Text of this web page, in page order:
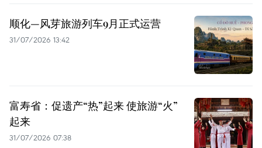
顺化—风芽旅游列车9月正式运营
31/07/2026 13:42
富寿省：促遗产“热”起来 使旅游“火”
起来
31/07/2026 07:38